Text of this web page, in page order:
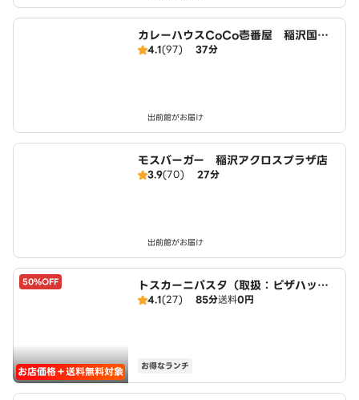
カレーハウスCoCo壱番屋 稲沢国府
宮店（SD）
4.1(97) 37分
出前館がお届け
モスバーガー 稲沢アクロスプラザ店
3.9(70) 27分
出前館がお届け
50%OFF
お店価格＋送料無料対象
トスカーニパスタ（取扱：ピザハット
甚目寺店）
4.1(27) 85分送料0円
お得なランチ